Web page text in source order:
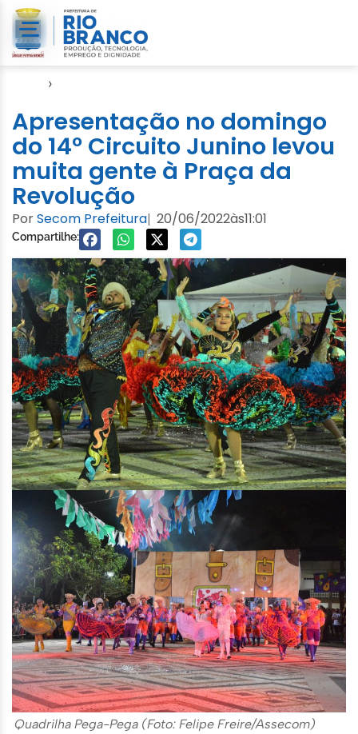
›
Apresentação no domingo
do 14º Circuito Junino levou
muita gente à Praça da
Revolução
PorSecom Prefeitura| 20/06/2022às11:01
Compartilhe:
Quadrilha Pega-Pega (Foto: Felipe Freire/Assecom)